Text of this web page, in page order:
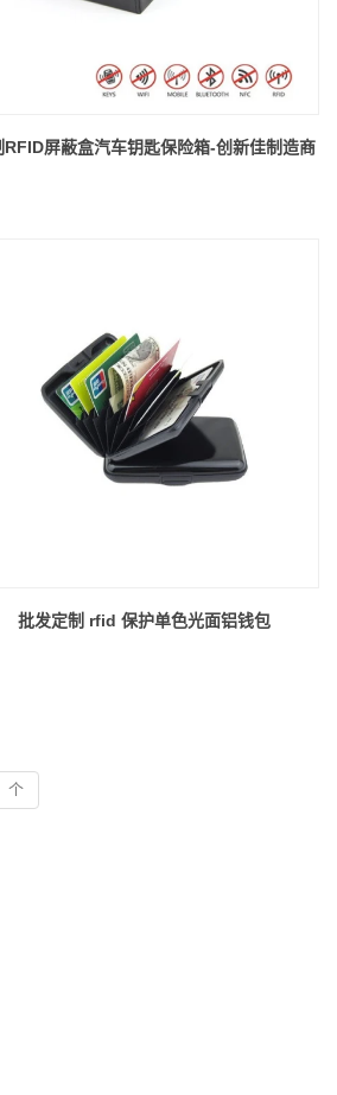
RFID屏蔽盒汽车钥匙保险箱-创新佳制造商
批发定制 rfid 保护单色光面铝钱包
个